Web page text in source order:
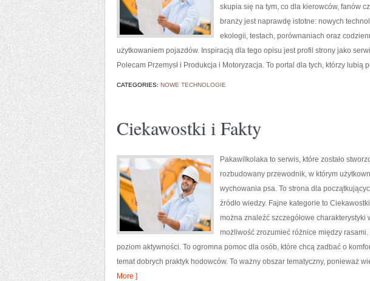
skupia się na tym, co dla kierowców, fanów
branży jest naprawdę istotne: nowych
ekologii, testach, porównaniach oraz
użytkowaniem pojazdów. Inspiracją dla tego opisu jest profil strony jako
Polecam Przemysł i Produkcja i Motoryzacja. To portal dla tych, którzy lubią
CATEGORIES: NOWE TECHNOLOGIE
Ciekawostki i Fakty
Pakawilkolaka to serwis, które zostało
rozbudowany przewodnik, w którym
wychowania psa. To strona dla
źródło wiedzy. Fajne kategorie to
można znaleźć szczegółowe
możliwość zrozumieć różnice między
poziom aktywności. To ogromna pomoc dla osób, które chcą zadbać o
temat dobrych praktyk hodowców. To ważny obszar tematyczny, ponieważ
More ]